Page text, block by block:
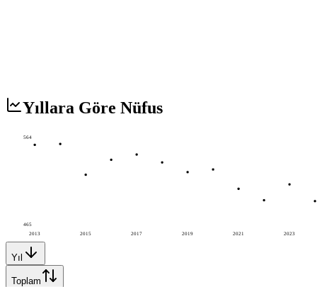
Yıllara Göre Nüfus
2013 2015 2017 2019 2021 2023
564
465
Yıl
Toplam